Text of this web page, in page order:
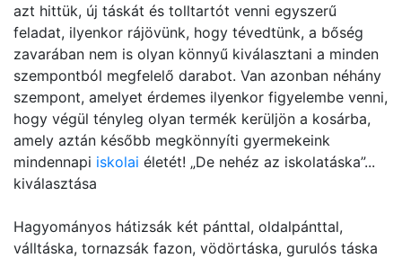
azt hittük, új táskát és tolltartót venni egyszerű
feladat, ilyenkor rájövünk, hogy tévedtünk, a bőség
zavarában nem is olyan könnyű kiválasztani a minden
szempontból megfelelő darabot. Van azonban néhány
szempont, amelyet érdemes ilyenkor figyelembe venni,
hogy végül tényleg olyan termék kerüljön a kosárba,
amely aztán később megkönnyíti gyermekeink
mindennapi iskolai életét! „De nehéz az iskolatáska”...
kiválasztása
Hagyományos hátizsák két pánttal, oldalpánttal,
válltáska, tornazsák fazon, vödörtáska, gurulós táska